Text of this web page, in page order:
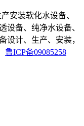
安装软化水设备、
设备、纯净水设备、
设计、生产、安装，
鲁ICP备09085258